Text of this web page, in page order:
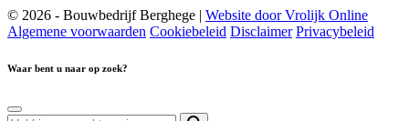
© 2026 - Bouwbedrijf Berghege | Website door Vrolijk Online
Algemene voorwaarden Cookiebeleid Disclaimer Privacybeleid
Waar bent u naar op zoek?